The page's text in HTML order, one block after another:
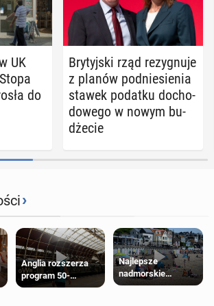
UK
do
Bry­tyj­ski rząd re­zy­gnu­je
z planów pod­nie­sie­nia
stawek podatku do­cho­
do­we­go w nowym bu­
dże­cie
›
Anglia rozszerza
program 50-
procentowych
Najlepsze
nadmorskie
miasteczko blisko